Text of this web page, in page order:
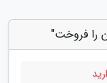
را فروخت"